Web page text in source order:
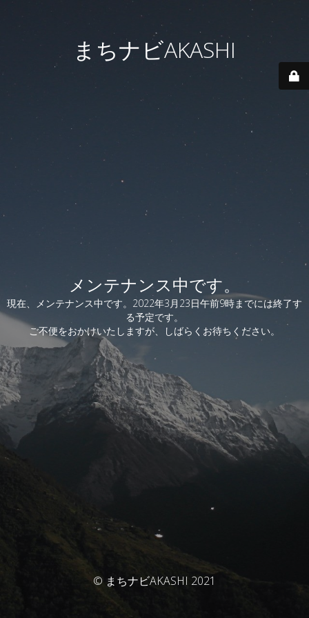
まちナビAKASHI
メンテナンス中です。
現在、メンテナンス中です。2022年3月23日午前9時までには終了す
る予定です。
ご不便をおかけいたしますが、しばらくお待ちください。
© まちナビAKASHI 2021